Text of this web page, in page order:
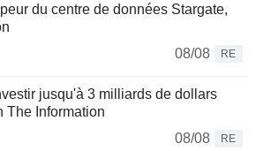
du centre de données Stargate,
08/08
RE
jusqu'à 3 milliards de dollars
The Information
08/08
RE